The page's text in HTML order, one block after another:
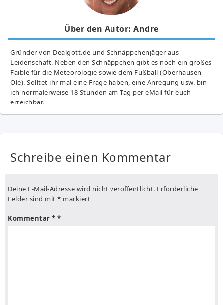
Über den Autor: Andre
Gründer von Dealgott.de und Schnäppchenjäger aus
Leidenschaft. Neben den Schnäppchen gibt es noch ein großes
Fai­ble für die Meteorologie sowie dem Fußball (Oberhausen
Ole). Solltet ihr mal eine Frage haben, eine Anregung usw. bin
ich normalerweise 18 Stunden am Tag per eMail für euch
erreichbar.
Schreibe einen Kommentar
Deine E-Mail-Adresse wird nicht veröffentlicht. Erforderliche
Felder sind mit * markiert
Kommentar *